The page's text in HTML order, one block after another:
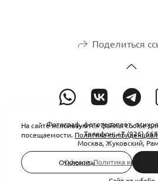
Поделиться
Фотограф, фототерапевт,
Телефон: +7 (926)
Москва, Жуковский,
Оферта,Политика
На сайте используются файлы cookie
посещаемости. Политика
Отклонить